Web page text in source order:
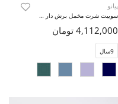
پیانو
سوییت شرت مخمل برش دار (ست با کد 10739)
4,112,000 تومان
9سال